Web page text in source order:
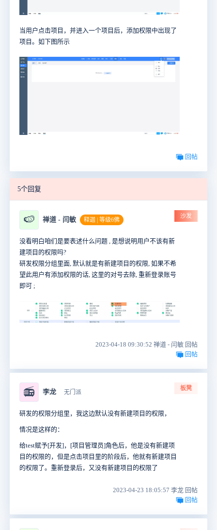
当用户点击项目，并进入一个项目后，添加权限中出现了
项目。如下图所示
回帖
5个回复
🍉 禅道 - 闫敏 释迦 | 等级6佛
沙发
没看明白咱们是要表述什么问题 , 是想说明用户不该有新
建项目的权限吗?
研发权限分组里面, 默认就是有新建项目的权限, 如果不希
望此用户有添加权限的话, 这里的对号去除, 重新登录账号
即可 ;
2023-04-18 09:30:52 禅道 - 闫敏 回帖
回帖
📻 李龙 无门派
板凳
研发的权限分组里，我这边默认没有新建项目的权限，
情况是这样的：
给test赋予[开发]，[项目管理员]角色后，他是没有新建项
目的权限的，但是点击项目里的阶段后，他就有新建项目
的权限了。重新登录后，又没有新建项目的权限了
2023-04-23 18:05:57 李龙 回帖
回帖